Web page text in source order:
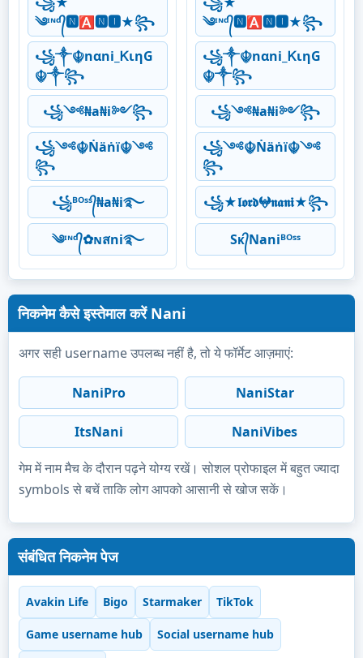
༄ᶦᶰᵈ᭄🅽🅰🅽🅸★꧂
꧁༒☬nαni_ᏦιηG
☬༒꧂
꧁༺₦a₦i༻꧂
꧁༺☬Ṅäṅï☬༺
꧂
꧁ᴮᴼˢˢ᭄₦a₦i࿐
༄ᶦᶰᵈ᭄✿ɴสni࿐
༄ᶦᶰᵈ᭄🅽🅰🅽🅸★꧂
꧁༒☬nαni_ᏦιηG
☬༒꧂
꧁༺₦a₦i༻꧂
꧁༺☬Ṅäṅï☬༺
꧂
꧁★𝖑𝖔𝖗𝖉𖤍𝖓𝖆𝖓𝖎★꧂
Sᴋ᭄Naniᴮᴼˢˢ
निकनेम कैसे इस्तेमाल करें Nani
अगर सही username उपलब्ध नहीं है, तो ये फॉर्मेट आज़माएं:
NaniPro NaniStar
ItsNani NaniVibes
गेम में नाम मैच के दौरान पढ़ने योग्य रखें। सोशल प्रोफाइल में बहुत ज्यादा
symbols से बचें ताकि लोग आपको आसानी से खोज सकें।
संबंधित निकनेम पेज
Avakin Life Bigo Starmaker TikTok
Game username hub Social username hub